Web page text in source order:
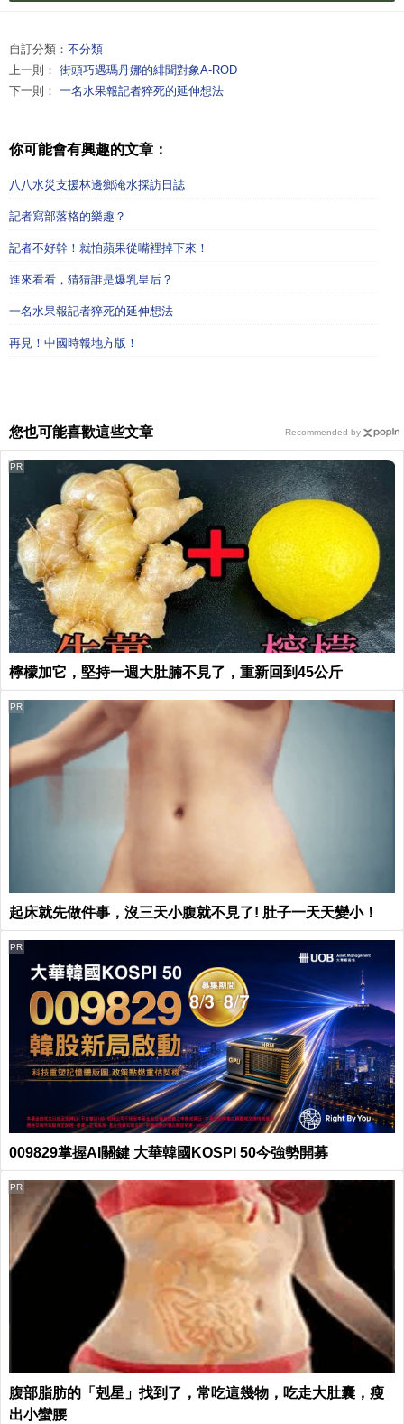
自訂分類： 不分類
上一則： 街頭巧遇瑪丹娜的緋聞對象A-ROD
下一則： 一名水果報記者猝死的延伸想法
你可能會有興趣的文章：
八八水災支援林邊鄉淹水採訪日誌
記者寫部落格的樂趣？
記者不好幹！就怕蘋果從嘴裡掉下來！
進來看看，猜猜誰是爆乳皇后？
一名水果報記者猝死的延伸想法
再見！中國時報地方版！
您也可能喜歡這些文章
檸檬加它，堅持一週大肚腩不見了，重新回到45公斤
PR
起床就先做件事，沒三天小腹就不見了! 肚子一天天變小！
PR
009829掌握AI關鍵 大華韓國KOSPI 50今強勢開募
PR
腹部脂肪的「剋星」找到了，常吃這幾物，吃走大肚囊，瘦
出小蠻腰
PR
Recommended by